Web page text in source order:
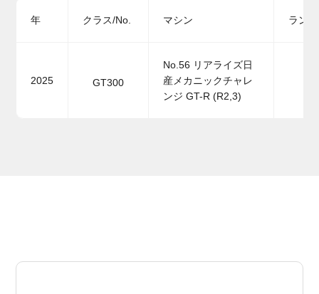
年 クラス/No. マシン ラン
2025 GT300
No.56 リアライズ日
産メカニックチャレ
ンジ GT-R (R2,3)